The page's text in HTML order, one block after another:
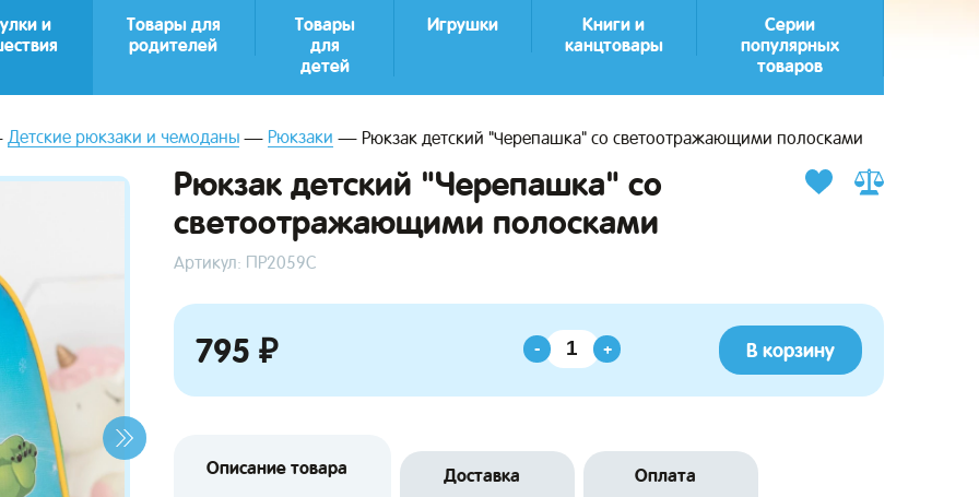
и
Товары для
родителей
Товары
для
детей
Игрушки
Книги и
канцтовары
Серии
популярных
товаров
Детские рюкзаки и чемоданы Рюкзаки Рюкзак детский "Черепашка" со светоотражающими полосками
Рюкзак детский "Черепашка" со
светоотражающими полосками
Артикул: ПР2059С
795 ₽ - + В корзину
Описание товара Доставка Оплата